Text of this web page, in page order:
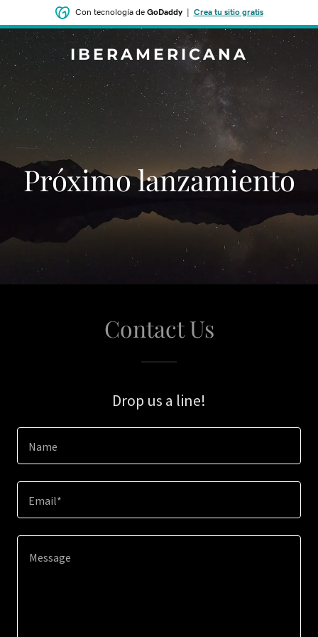
Con tecnología de GoDaddy| Crea tu sitio gratis
IBERAMERICANA
‌‌Próximo lanzamiento
Contact Us
Drop us a line!
Name
Email*